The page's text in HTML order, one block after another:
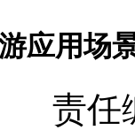
应用场
责